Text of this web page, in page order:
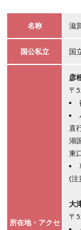
名称 滋
国公私立 国
所在地・アクセ
彦
〒
直
湖
東
(注
大
〒